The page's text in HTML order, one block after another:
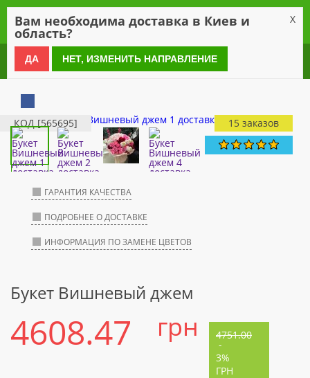
0 800 21 54 55
КОД [565695] 15 заказов
ГАРАНТИЯ КАЧЕСТВА
ПОДРОБНЕЕ О ДОСТАВКЕ
ИНФОРМАЦИЯ ПО ЗАМЕНЕ ЦВЕТОВ
Букет Вишневый джем
4608.47 грн 4751.00
-
3%
ГРН
Вам необходима доставка в Киев и
область?
X
ДА НЕТ, ИЗМЕНИТЬ НАПРАВЛЕНИЕ